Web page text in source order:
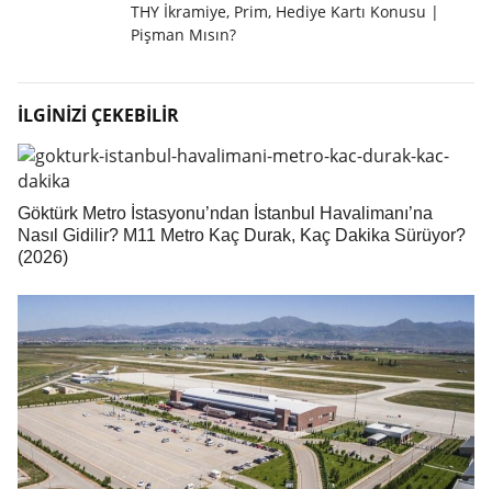
THY İkramiye, Prim, Hediye Kartı Konusu |
Pişman Mısın?
İLGİNİZİ ÇEKEBİLİR
Göktürk Metro İstasyonu’ndan İstanbul Havalimanı’na
Nasıl Gidilir? M11 Metro Kaç Durak, Kaç Dakika Sürüyor?
(2026)